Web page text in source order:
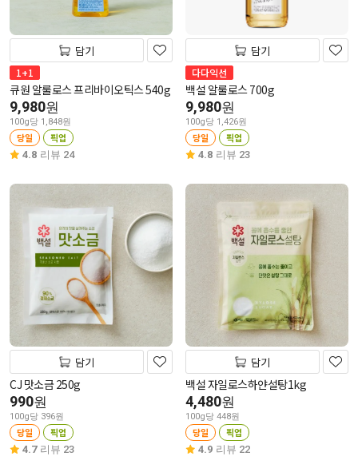
담기
1+1
큐원 알룰로스 프리바이오틱스 540g
9,980원
100g당 1,848원
당일 픽업
4.8 리뷰 24
담기
다다익선
백설 알룰로스 700g
9,980원
100g당 1,426원
당일 픽업
4.8 리뷰 23
담기
CJ 맛소금 250g
990원
100g당 396원
당일 픽업
4.7 리뷰 23
담기
백설 자일로스하얀설탕1kg
4,480원
100g당 448원
당일 픽업
4.9 리뷰 22